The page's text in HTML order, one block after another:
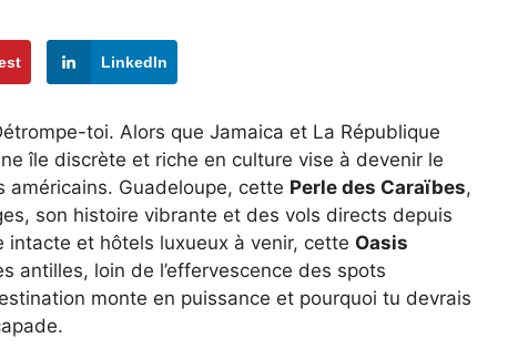
LinkedIn
toi. Alors que Jamaica et La République
île discrète et riche en culture vise à devenir le
américains. Guadeloupe, cette Perle des Caraïbes,
son histoire vibrante et des vols directs depuis
intacte et hôtels luxueux à venir, cette Oasis
antilles, loin de l’effervescence des spots
monte en puissance et pourquoi tu devrais